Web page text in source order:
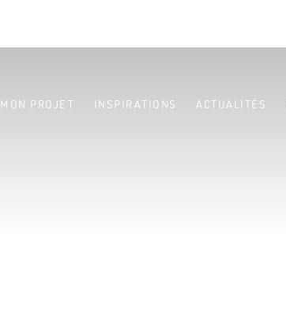
MON PROJET INSPIRATIONS ACTUALITÉS